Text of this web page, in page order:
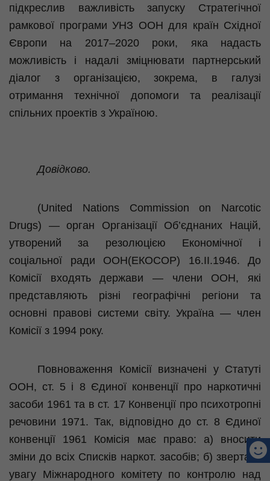
підкреслив важливість запуску Стратегічної
рамкової програми УНЗ ООН для країн Східної
Європи на 2017–2020 роки, яка надасть
можливість і надалі зміцнювати партнерський
діалог з організацією, зокрема, в галузі
отримання технічної допомоги та реалізації
спільних проектів з Україною.
Довідково.
(United Nations Commission on
Narcotic
Drugs) — орган Організації Об’єднаних Націй,
утворений за резолюцією Економічної і
соціальної ради ООН(ЕКОСОР) 16.ІІ.1946. До
Комісії входять держави — члени ООН, які
представляють різні географічні регіони та
основні правові системи світу. Україна — член
Комісії з 1994 року.
Повноваження Комісії визначені у Статуті
ООН, ст. 5 і 8 Єдиної конвенції про наркотичні
засоби 1961 та в ст. 17 Конвенції про психотропні
речовини 1971. Так, відповідно до ст. 8 Єдиної
конвенції 1961 Комісія має право: а) вносити
зміни до всіх Списків наркот. засобів; б) звертати
увагу Міжнародного комітету по контролю над